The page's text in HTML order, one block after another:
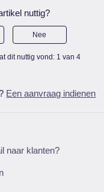
nuttig?
Nee
dit nuttig vond: 1 van 4
Een aanvraag indienen
naar klanten?